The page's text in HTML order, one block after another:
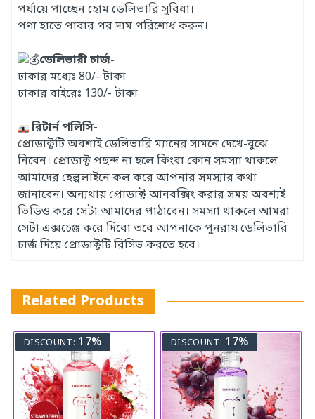
পর্যায়ে পাচ্ছেন হোম ডেলিভারি সুবিধা।
পণ্য হাতে পাবার পর দাম পরিশোধ করুন।
ডেলিভারী চার্জ-
ঢাকার মধ্যেঃ 80/- টাকা
ঢাকার বাইরেঃ 130/- টাকা
রিটার্ন পলিসি-
প্রোডাক্টটি অবশ্যই ডেলিভারি ম্যানের সামনে দেখে-বুঝে
নিবেন। প্রোডাক্ট পছন্দ না হলে কিংবা কোন সমস্যা থাকলে
আমাদের হেল্পলাইনে কল করে আপনার সমস্যার কথা
জানাবেন। অন্যথায় প্রোডাক্ট আনবক্সিং করার সময় অবশ্যই
ভিডিও করে সেটা আমাদের পাঠাবেন। সমস্যা থাকলে আমরা
সেটা এক্সচেঞ্জ করে দিবো তবে আপনাকে পুনরায় ডেলিভারি
চার্জ দিয়ে প্রোডাক্টটি রিসিভ করতে হবে।
Related Products
DISCOUNT: 17% DISCOUNT: 17%